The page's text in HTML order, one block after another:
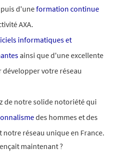
d'uneformation continue
AXA.
informatiques et
ainsi que d'une excellente
votre réseau
de notre solide notoriété qui
des hommes et des
réseau unique en France.
maintenant ?